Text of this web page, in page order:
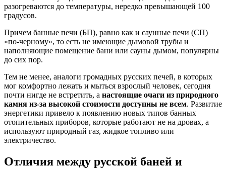
разогреваются до температуры, нередко превышающей 100
градусов.
Причем банные печи (БП), равно как и саунные печи (СП)
«по-черному», то есть не имеющие дымовой трубы и
наполняющие помещение бани или сауны дымом, популярны
до сих пор.
Тем не менее, аналоги громадных русских печей, в которых
мог комфортно лежать и мыться взрослый человек, сегодня
почти нигде не встретить, а настоящие очаги из природного
камня из-за высокой стоимости доступны не всем. Развитие
энергетики привело к появлению новых типов банных
отопительных приборов, которые работают не на дровах, а
используют природный газ, жидкое топливо или
электричество.
Отличия между русской баней и